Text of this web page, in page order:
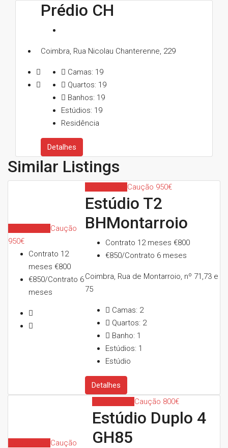
Prédio CH
Coimbra, Rua Nicolau Chanterenne, 229
Camas: 19
Quartos: 19
Banhos: 19
Estúdios: 19
Residência
Detalhes
Similar Listings
Caução
950€
Contrato 12
meses €800
€850/Contrato 6
meses
Caução 950€
Estúdio T2
BHMontarroio
Contrato 12 meses €800
€850/Contrato 6 meses
Coimbra, Rua de Montarroio, nº 71,73 e
75
Camas: 2
Quartos: 2
Banho: 1
Estúdios: 1
Estúdio
Detalhes
Caução
Caução 800€
Estúdio Duplo 4
GH85